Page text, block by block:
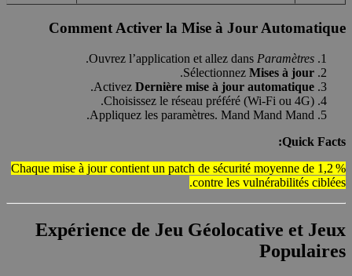
Comment Activer la Mise à Jour Automatique
Ouvrez l’application et allez dans Paramètres
.
Sélectionnez Mises à jour
.
Activez Dernière mise à jour automatique
.
Choisissez le réseau préféré (Wi‑Fi ou 4G).
Appliquez les paramètres. Mand Mand Mand.
Quick Facts:
Chaque mise à jour contient un patch de sécurité moyenne de 1,2 %
contre les vulnérabilités ciblées.
Expérience de Jeu Géolocative et Jeux
Populaires